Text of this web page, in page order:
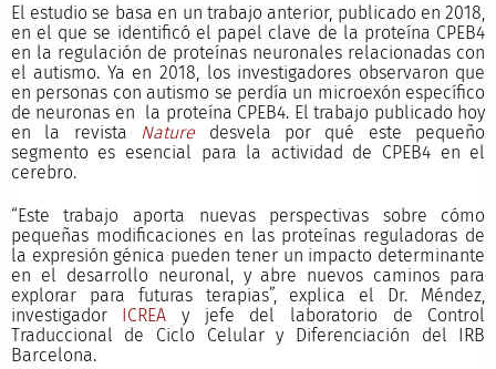
El estudio se basa en un trabajo anterior, publicado en 2018,
en el que se identificó el papel clave de la proteína CPEB4
en la regulación de proteínas neuronales relacionadas con
el autismo. Ya en 2018, los investigadores observaron que
en personas con autismo se perdía un microexón específico
de neuronas en la proteína CPEB4. El trabajo publicado hoy
en la revista Nature desvela por qué este pequeño
segmento es esencial para la actividad de CPEB4 en el
cerebro.
“Este trabajo aporta nuevas perspectivas sobre cómo
pequeñas modificaciones en las proteínas reguladoras de
la expresión génica pueden tener un impacto determinante
en el desarrollo neuronal, y abre nuevos caminos para
explorar para futuras terapias”, explica el Dr. Méndez,
investigador ICREA y jefe del laboratorio de Control
Traduccional de Ciclo Celular y Diferenciación del IRB
Barcelona.